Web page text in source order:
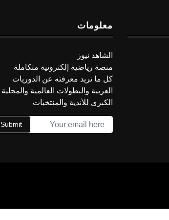
معلومات
الشاهد نيوز
منصة رياضية إلكترونية متكاملة
كل ما تريد معرفته عن الدوريات
العربية والبطولات العالمية والمحلية
الكبرى للأندية والمنتخبات
Submit